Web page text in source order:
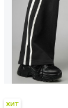
ХИТ